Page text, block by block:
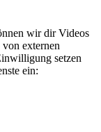
wir dir Videos
externen
setzen
ein: